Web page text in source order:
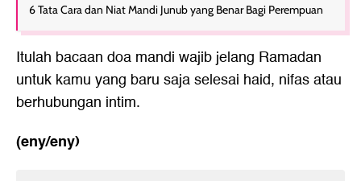
6 Tata Cara dan Niat Mandi Junub yang Benar Bagi Perempuan
Itulah bacaan doa mandi wajib jelang Ramadan
untuk kamu yang baru saja selesai haid, nifas atau
berhubungan intim.
(eny/eny)